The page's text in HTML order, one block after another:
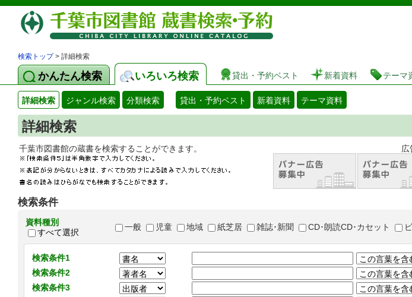
図書館 蔵書検索・予約システム
検索トップ> 詳細検索
かんたん検索 いろいろ検索 貸出・予約ベスト 新着資料 テーマ
詳細検索 ジャンル検索 分類検索 貸出・予約ベスト 新着資料 テーマ資料
詳細検索
千葉市図書館の蔵書を検索することができます。 広告(バナー広告等につ
検索条件
資料種別
すべて選択
一般 児童 地域 紙芝居 雑誌･新聞 CD･朗読CD･カセット
検索条件1
検索条件2
検索条件3